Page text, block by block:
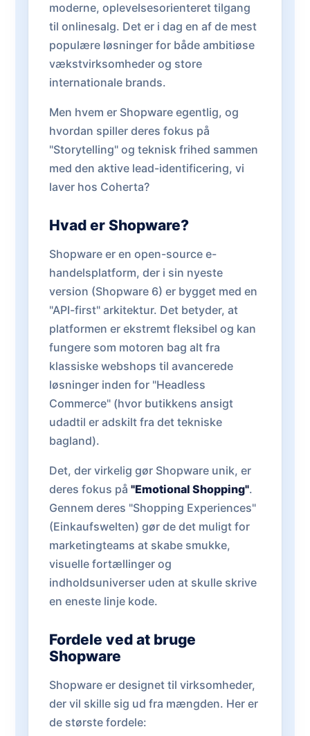
moderne, oplevelsesorienteret tilgang
til onlinesalg. Det er i dag en af de mest
populære løsninger for både ambitiøse
vækstvirksomheder og store
internationale brands.
Men hvem er Shopware egentlig, og
hvordan spiller deres fokus på
"Storytelling" og teknisk frihed sammen
med den aktive lead-identificering, vi
laver hos Coherta?
Hvad er Shopware?
Shopware er en open-source e-
handelsplatform, der i sin nyeste
version (Shopware 6) er bygget med en
"API-first" arkitektur. Det betyder, at
platformen er ekstremt fleksibel og kan
fungere som motoren bag alt fra
klassiske webshops til avancerede
løsninger inden for "Headless
Commerce" (hvor butikkens ansigt
udadtil er adskilt fra det tekniske
bagland).
Det, der virkelig gør Shopware unik, er
deres fokus på "Emotional Shopping".
Gennem deres "Shopping Experiences"
(Einkaufswelten) gør de det muligt for
marketingteams at skabe smukke,
visuelle fortællinger og
indholdsuniverser uden at skulle skrive
en eneste linje kode.
Fordele ved at bruge
Shopware
Shopware er designet til virksomheder,
der vil skille sig ud fra mængden. Her er
de største fordele: